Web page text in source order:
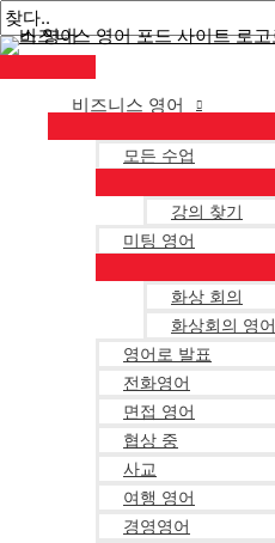
콘
텐
메
인
메
뉴
비즈니스 영어
모든 수업
강의 찾기
미팅 영어
화상 회의
화상회의 영어
영어로 발표
전화영어
면접 영어
협상 중
사교
여행 영어
경영영어
게
시
기
입
하
름
메
*